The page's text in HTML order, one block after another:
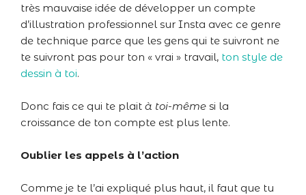
très mauvaise idée de développer un compte
d’illustration professionnel sur Insta avec ce genre
de technique parce que les gens qui te suivront ne
te suivront pas pour ton « vrai » travail, ton style de
dessin à toi.
Donc fais ce qui te plait à toi-même si la
croissance de ton compte est plus lente.
Oublier les appels à l’action
Comme je te l’ai expliqué plus haut, il faut que tu